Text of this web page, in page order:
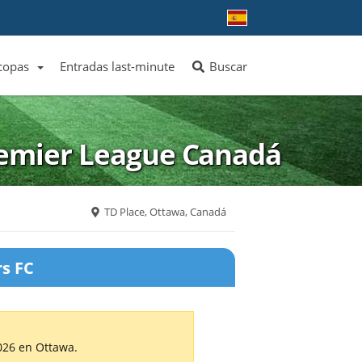
ver más equipos
ver más ligas
Entradas last-minute Buscar
League Canadá
TD Place, Ottawa, Canadá
FC
en Ottawa.